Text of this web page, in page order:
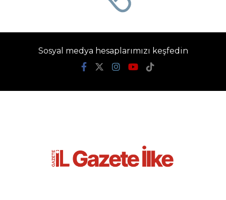
Sosyal medya hesaplarımızı keşfedin